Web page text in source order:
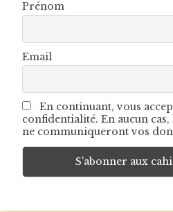
Prénom
Email
En continuant, vous
confidentialité. En aucun cas,
ne communiqueront vos